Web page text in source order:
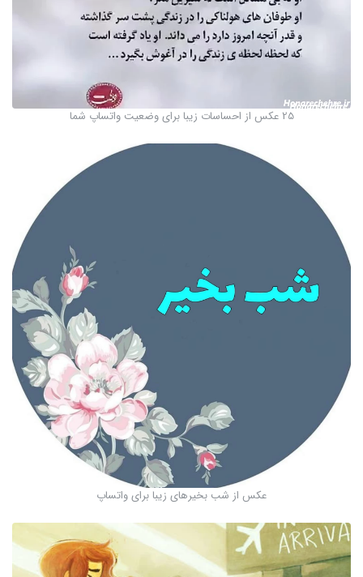
25 عکس از احساسات زیبا برای وضعیت واتساپ شما
عکس از شب بخیرهای زیبا برای واتساپ